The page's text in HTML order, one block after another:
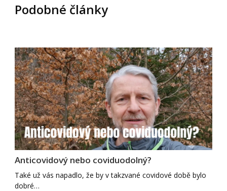
Podobné články
Anticovidový nebo coviduodolný?
Také už vás napadlo, že by v takzvané covidové době bylo
dobré…